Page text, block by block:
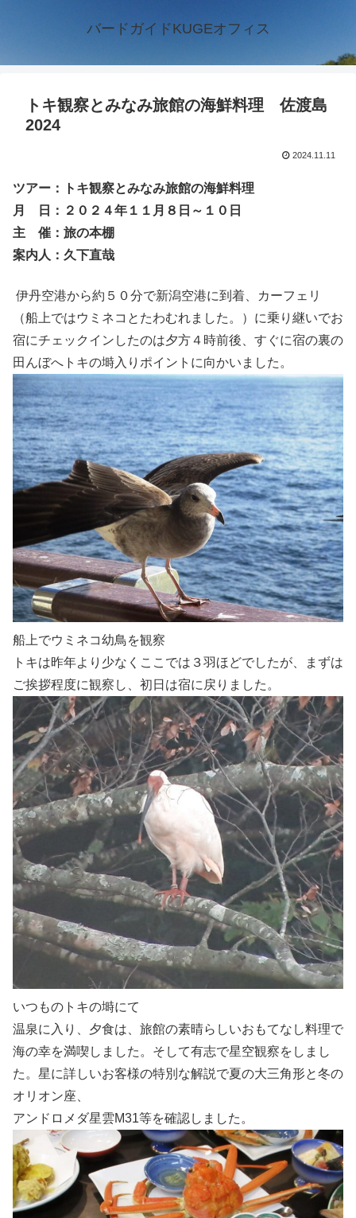
バードガイドKUGEオフィス
トキ観察とみなみ旅館の海鮮料理 佐渡島
2024
2024.11.11
ツアー：トキ観察とみなみ旅館の海鮮料理
月 日：２０２４年１１月８日～１０日
主 催：旅の本棚
案内人：久下直哉
伊丹空港から約５０分で新潟空港に到着、カーフェリ
（船上ではウミネコとたわむれました。）に乗り継いでお
宿にチェックインしたのは夕方４時前後、すぐに宿の裏の
田んぼへトキの塒入りポイントに向かいました。
船上でウミネコ幼鳥を観察
トキは昨年より少なくここでは３羽ほどでしたが、まずは
ご挨拶程度に観察し、初日は宿に戻りました。
いつものトキの塒にて
温泉に入り、夕食は、旅館の素晴らしいおもてなし料理で
海の幸を満喫しました。そして有志で星空観察をしまし
た。星に詳しいお客様の特別な解説で夏の大三角形と冬の
オリオン座、
アンドロメダ星雲M31等を確認しました。